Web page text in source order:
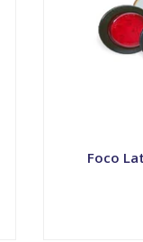
Foco